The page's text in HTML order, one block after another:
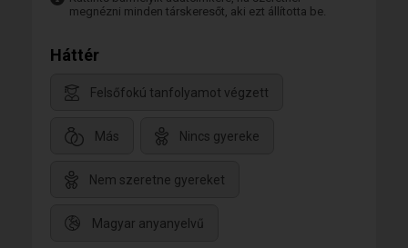
megnézni minden társkeresőt, aki ezt állította be.
Háttér
Felsőfokú tanfolyamot végzett
Más Nincs gyereke
Nem szeretne gyereket
Magyar anyanyelvű